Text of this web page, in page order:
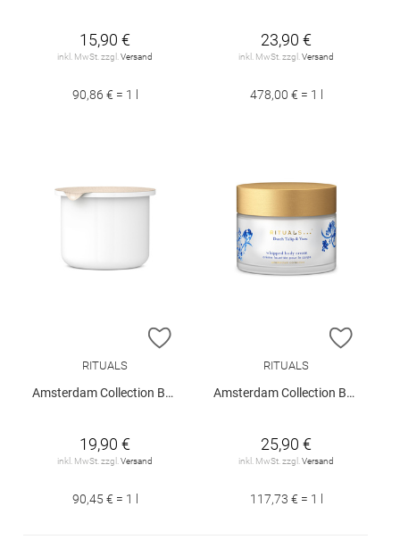
15,90 €
inkl. MwSt. zzgl. Versand
90,86 € = 1 l
23,90 €
inkl. MwSt. zzgl. Versand
478,00 € = 1 l
ZUR WUNSCHLISTE HINZUFÜGEN
RITUALS
Amsterdam Collection Body Cream Refill 220ml
19,90 €
inkl. MwSt. zzgl. Versand
90,45 € = 1 l
ZUR
RITUALS
Amsterdam Collection Body Cream 220ml
25,90 €
inkl. MwSt. zzgl. Versand
117,73 € = 1 l